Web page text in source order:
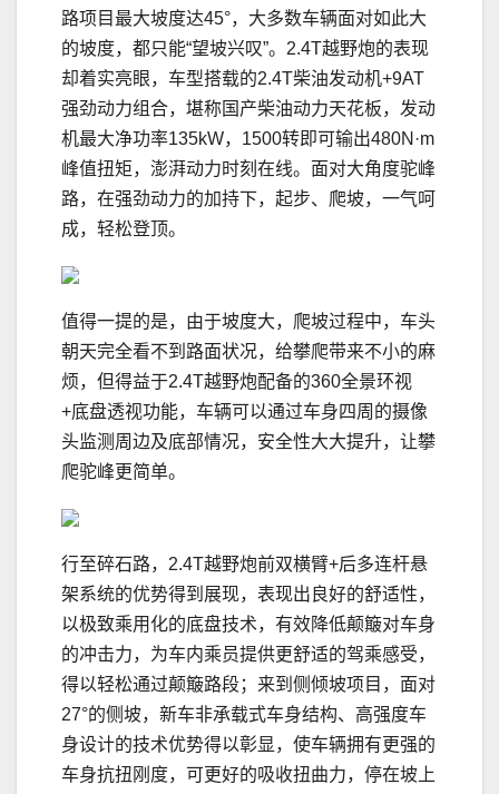
路项目最大坡度达45°，大多数车辆面对如此大
的坡度，都只能“望坡兴叹”。2.4T越野炮的表现
却着实亮眼，车型搭载的2.4T柴油发动机+9AT
强劲动力组合，堪称国产柴油动力天花板，发动
机最大净功率135kW，1500转即可输出480N·m
峰值扭矩，澎湃动力时刻在线。面对大角度驼峰
路，在强劲动力的加持下，起步、爬坡，一气呵
成，轻松登顶。
值得一提的是，由于坡度大，爬坡过程中，车头
朝天完全看不到路面状况，给攀爬带来不小的麻
烦，但得益于2.4T越野炮配备的360全景环视
+底盘透视功能，车辆可以通过车身四周的摄像
头监测周边及底部情况，安全性大大提升，让攀
爬驼峰更简单。
行至碎石路，2.4T越野炮前双横臂+后多连杆悬
架系统的优势得到展现，表现出良好的舒适性，
以极致乘用化的底盘技术，有效降低颠簸对车身
的冲击力，为车内乘员提供更舒适的驾乘感受，
得以轻松通过颠簸路段；来到侧倾坡项目，面对
27°的侧坡，新车非承载式车身结构、高强度车
身设计的技术优势得以彰显，使车辆拥有更强的
车身抗扭刚度，可更好的吸收扭曲力，停在坡上